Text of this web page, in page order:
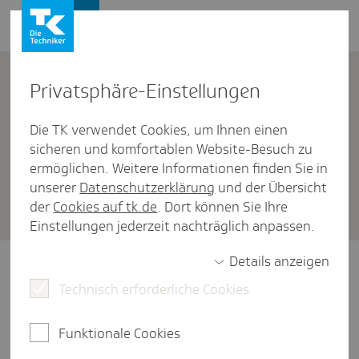
Kontakt
Was ist der digi­tale Lohn­nach­
weis?
Firmenkunden
/
Allgemeine Fragen zu den Meldeverfahren
Unternehmen versenden ihre
Lohnnachweise an die
mithilfe ihrer systemgeprüften
Privat­sphäre-Einstel­lungen
Die TK verwendet Cookies, um Ihnen einen
sicheren und komfortablen Website-Besuch zu
ermöglichen. Weitere Informationen finden Sie in
unserer Datenschutzerklärung und der Übersicht
der Cookies auf tk.de. Dort können Sie Ihre
Einstellungen jederzeit nachträglich anpassen.
Details anzeigen
Technisch erforderliche Cookies
Funktionale Cookies